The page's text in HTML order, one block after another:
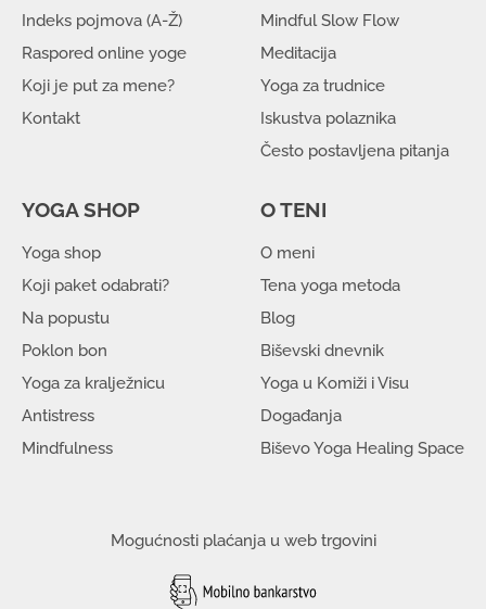
Indeks pojmova (A-Ž)
Raspored online yoge
Koji je put za mene?
Kontakt
Mindful Slow Flow
Meditacija
Yoga za trudnice
Iskustva polaznika
Često postavljena pitanja
YOGA SHOP
Yoga shop
Koji paket odabrati?
Na popustu
Poklon bon
Yoga za kralježnicu
Antistress
Mindfulness
O TENI
O meni
Tena yoga metoda
Blog
Biševski dnevnik
Yoga u Komiži i Visu
Događanja
Biševo Yoga Healing Space
Mogućnosti plaćanja u web trgovini